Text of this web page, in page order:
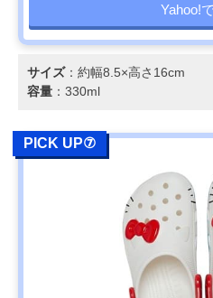
Yahoo!
サイズ：約幅8.5×高さ16cm
容量 ：330ml
PICK UP⑦